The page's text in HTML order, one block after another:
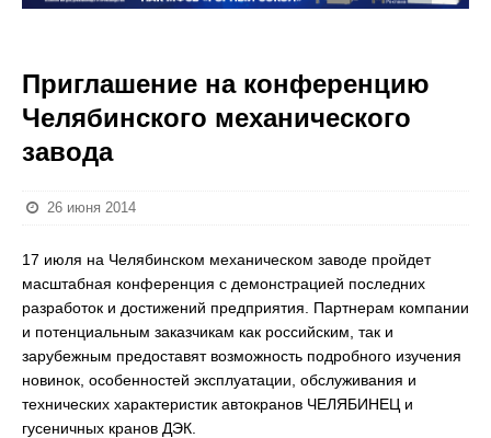
Приглашение на конференцию
Челябинского механического
завода
26 июня 2014
17 июля на Челябинском механическом заводе пройдет
масштабная конференция с демонстрацией последних
разработок и достижений предприятия. Партнерам компании
и потенциальным заказчикам как российским, так и
зарубежным предоставят возможность подробного изучения
новинок, особенностей эксплуатации, обслуживания и
технических характеристик автокранов ЧЕЛЯБИНЕЦ и
гусеничных кранов ДЭК.